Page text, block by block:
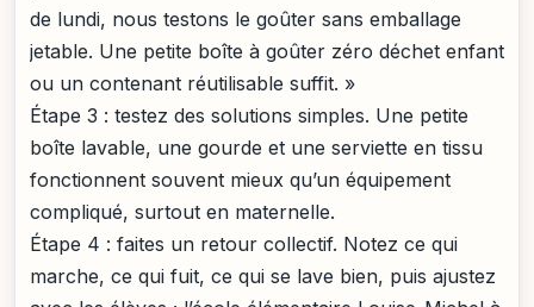
de lundi, nous testons le goûter sans emballage
jetable. Une petite boîte à goûter zéro déchet enfant
ou un contenant réutilisable suffit. »
Étape 3 : testez des solutions simples. Une petite
boîte lavable, une gourde et une serviette en tissu
fonctionnent souvent mieux qu’un équipement
compliqué, surtout en maternelle.
Étape 4 : faites un retour collectif. Notez ce qui
marche, ce qui fuit, ce qui se lave bien, puis ajustez